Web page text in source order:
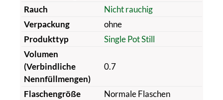
Rauch
Nicht rauchig
Verpackung
ohne
Produkttyp
Single Pot Still
Volumen
(Verbindliche
Nennfüllmengen)
0.7
Flaschengröße
Normale Flaschen